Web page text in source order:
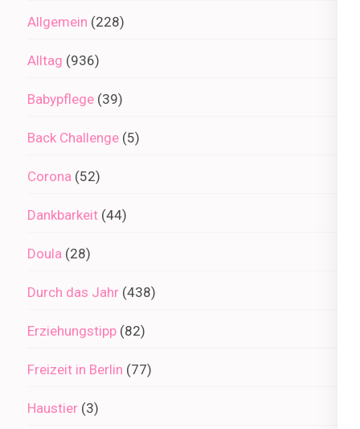
Allgemein (228)
Alltag (936)
Babypflege (39)
Back Challenge (5)
Corona (52)
Dankbarkeit (44)
Doula (28)
Durch das Jahr (438)
Erziehungstipp (82)
Freizeit in Berlin (77)
Haustier (3)